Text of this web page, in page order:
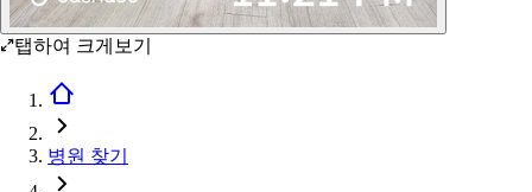
탭하여 크게보기
병원 찾기